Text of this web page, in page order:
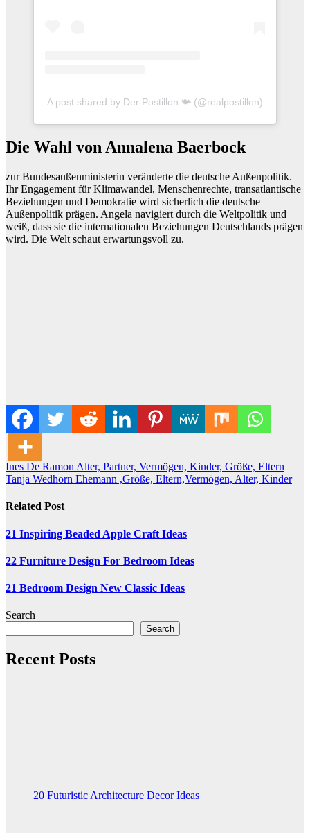
A post shared by Der Postillon 📯 (@realpostillon)
Die Wahl von Annalena Baerbock
zur Bundesaußenministerin veränderte die deutsche Außenpolitik.
Ihr Engagement für Klimawandel, Menschenrechte, transatlantische
Beziehungen und Demokratie wird sicherlich die deutsche
Außenpolitik prägen. Angela navigiert durch die Weltpolitik und
weiß, dass sie die internationalen Beziehungen Deutschlands prägen
wird. Die Welt schaut erwartungsvoll zu.
Post
navigation
Ines De Ramon Alter, Partner, Vermögen, Kinder, Größe, Eltern
Tanja Wedhorn Ehemann ,Größe, Eltern,Vermögen, Alter, Kinder
Related Post
21 Inspiring Beaded Apple Craft Ideas
22 Furniture Design For Bedroom Ideas
21 Bedroom Design New Classic Ideas
Search
Search
Recent Posts
20 Futuristic Architecture Decor Ideas